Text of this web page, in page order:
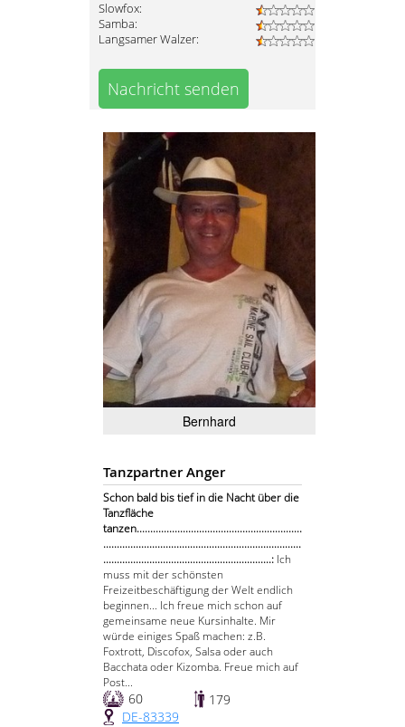
Slowfox:
Samba:
Langsamer Walzer:
Nachricht senden
Bernhard
Tanzpartner Anger
Schon bald bis tief in die Nacht über die
Tanzfläche
tanzen.............................................................
.........................................................................
..............................................................: Ich
muss mit der schönsten
Freizeitbeschäftigung der Welt endlich
beginnen... Ich freue mich schon auf
gemeinsame neue Kursinhalte. Mir
würde einiges Spaß machen: z.B.
Foxtrott, Discofox, Salsa oder auch
Bacchata oder Kizomba. Freue mich auf
Post...
60
179
DE-83339